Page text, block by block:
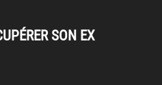
SON EX